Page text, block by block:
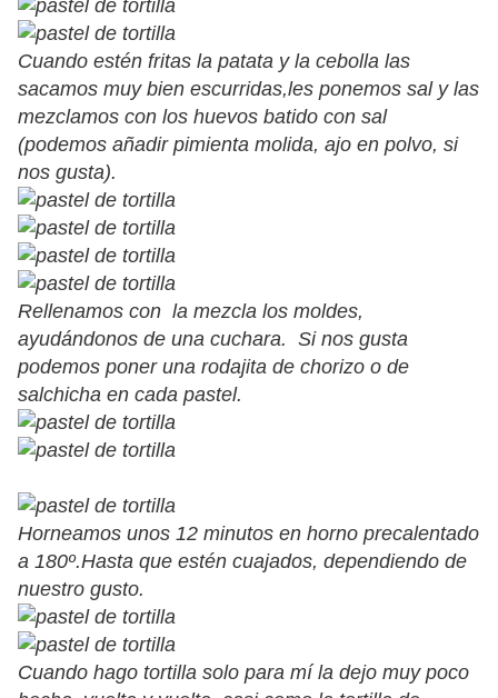
Cuando estén fritas la patata y la cebolla las
sacamos muy bien escurridas,les ponemos sal y las
mezclamos con los huevos batido con sal
(podemos añadir pimienta molida, ajo en polvo, si
nos gusta).
Rellenamos con la mezcla los moldes,
ayudándonos de una cuchara. Si nos gusta
podemos poner una rodajita de chorizo o de
salchicha en cada pastel.
Horneamos unos 12 minutos en horno precalentado
a 180º.Hasta que estén cuajados, dependiendo de
nuestro gusto.
Cuando hago tortilla solo para mí la dejo muy poco